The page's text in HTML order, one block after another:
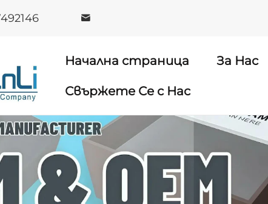
Начална страница За Нас
Свържете Се с Нас